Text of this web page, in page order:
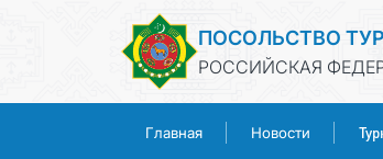
ПОСОЛЬСТВО
РОССИЙСКАЯ
Главная Новости